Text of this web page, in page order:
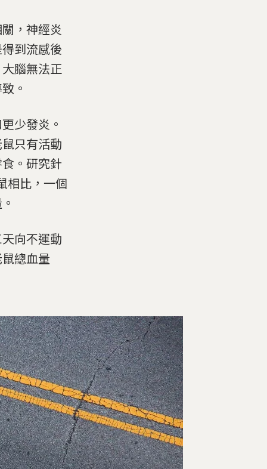
，神經炎
到流感後
腦無法正
。
少發炎。
只有活動
。研究針
相比，一個
向不運動
總血量